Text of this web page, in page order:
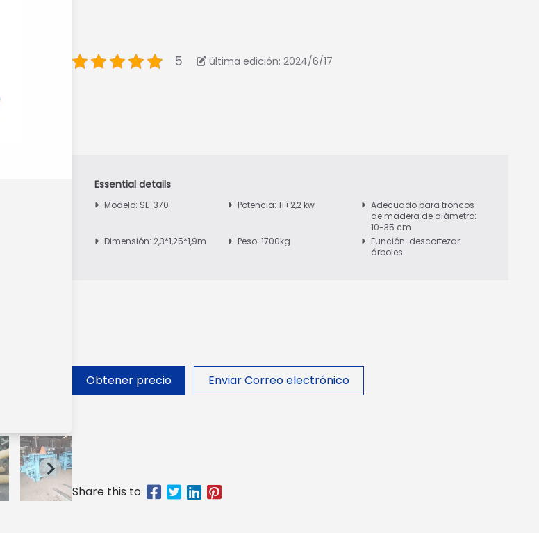
5 última edición: 2024/6/17
Modelo: SL-370 Potencia: 11+2,2 kw
Adecuado para troncos
de madera de diámetro:
10-35 cm
Dimensión: 2,3*1,25*1,9m
Peso: 1700kg
Función: descortezar
árboles
Obtener precio Enviar Correo electrónico